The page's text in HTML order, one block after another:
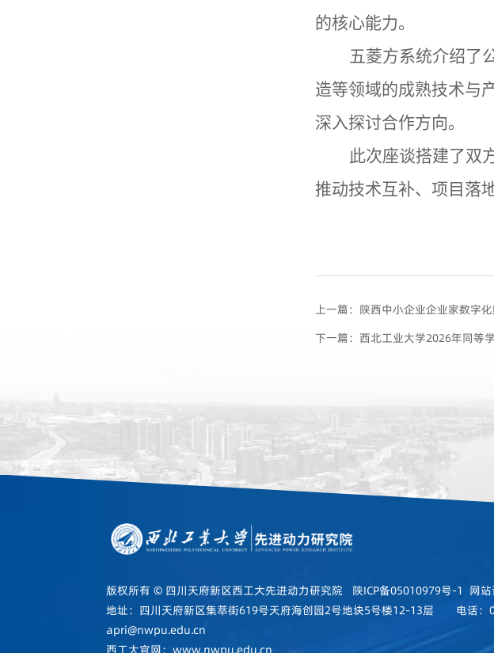
的核心能力。
五菱方系统介绍了
造等领域的成熟技术与
深入探讨合作方向。
此次座谈搭建了双
推动技术互补、项目落地
上一篇： 陕西中小企业企业家数字
下一篇： 西北工业大学2026年同等
版权所有 © 四川天府新区西工大先进动力研究院 陕ICP备05010979号-1 网
地址：四川天府新区集萃街619号天府海创园2号地块5号楼12-13层 电话：
apri@nwpu.edu.cn